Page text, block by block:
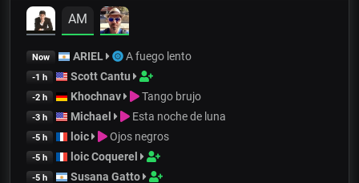
AM
Now ARIEL A fuego lento
-1 h Scott Cantu
-2 h Khochnav Tango brujo
-3 h Michael Esta noche de luna
-5 h loic Ojos negros
-5 h loic Coquerel
-5 h Susana Gatto